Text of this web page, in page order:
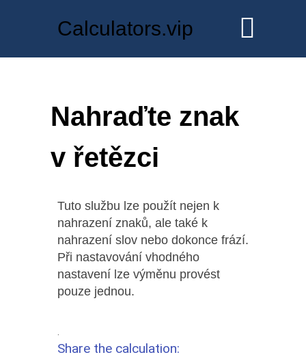
Calculators.vip
Nahraďte znak
v řetězci
Tuto službu lze použít nejen k
nahrazení znaků, ale také k
nahrazení slov nebo dokonce frází.
Při nastavování vhodného
nastavení lze výměnu provést
pouze jednou.
Share the calculation: